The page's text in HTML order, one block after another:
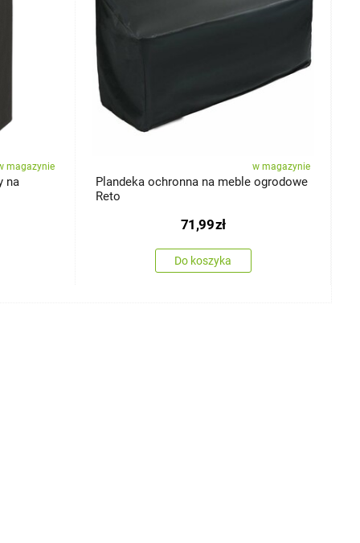
magazynie
na
w magazynie
Plandeka ochronna na meble ogrodowe
Reto
71,99zł
Do koszyka